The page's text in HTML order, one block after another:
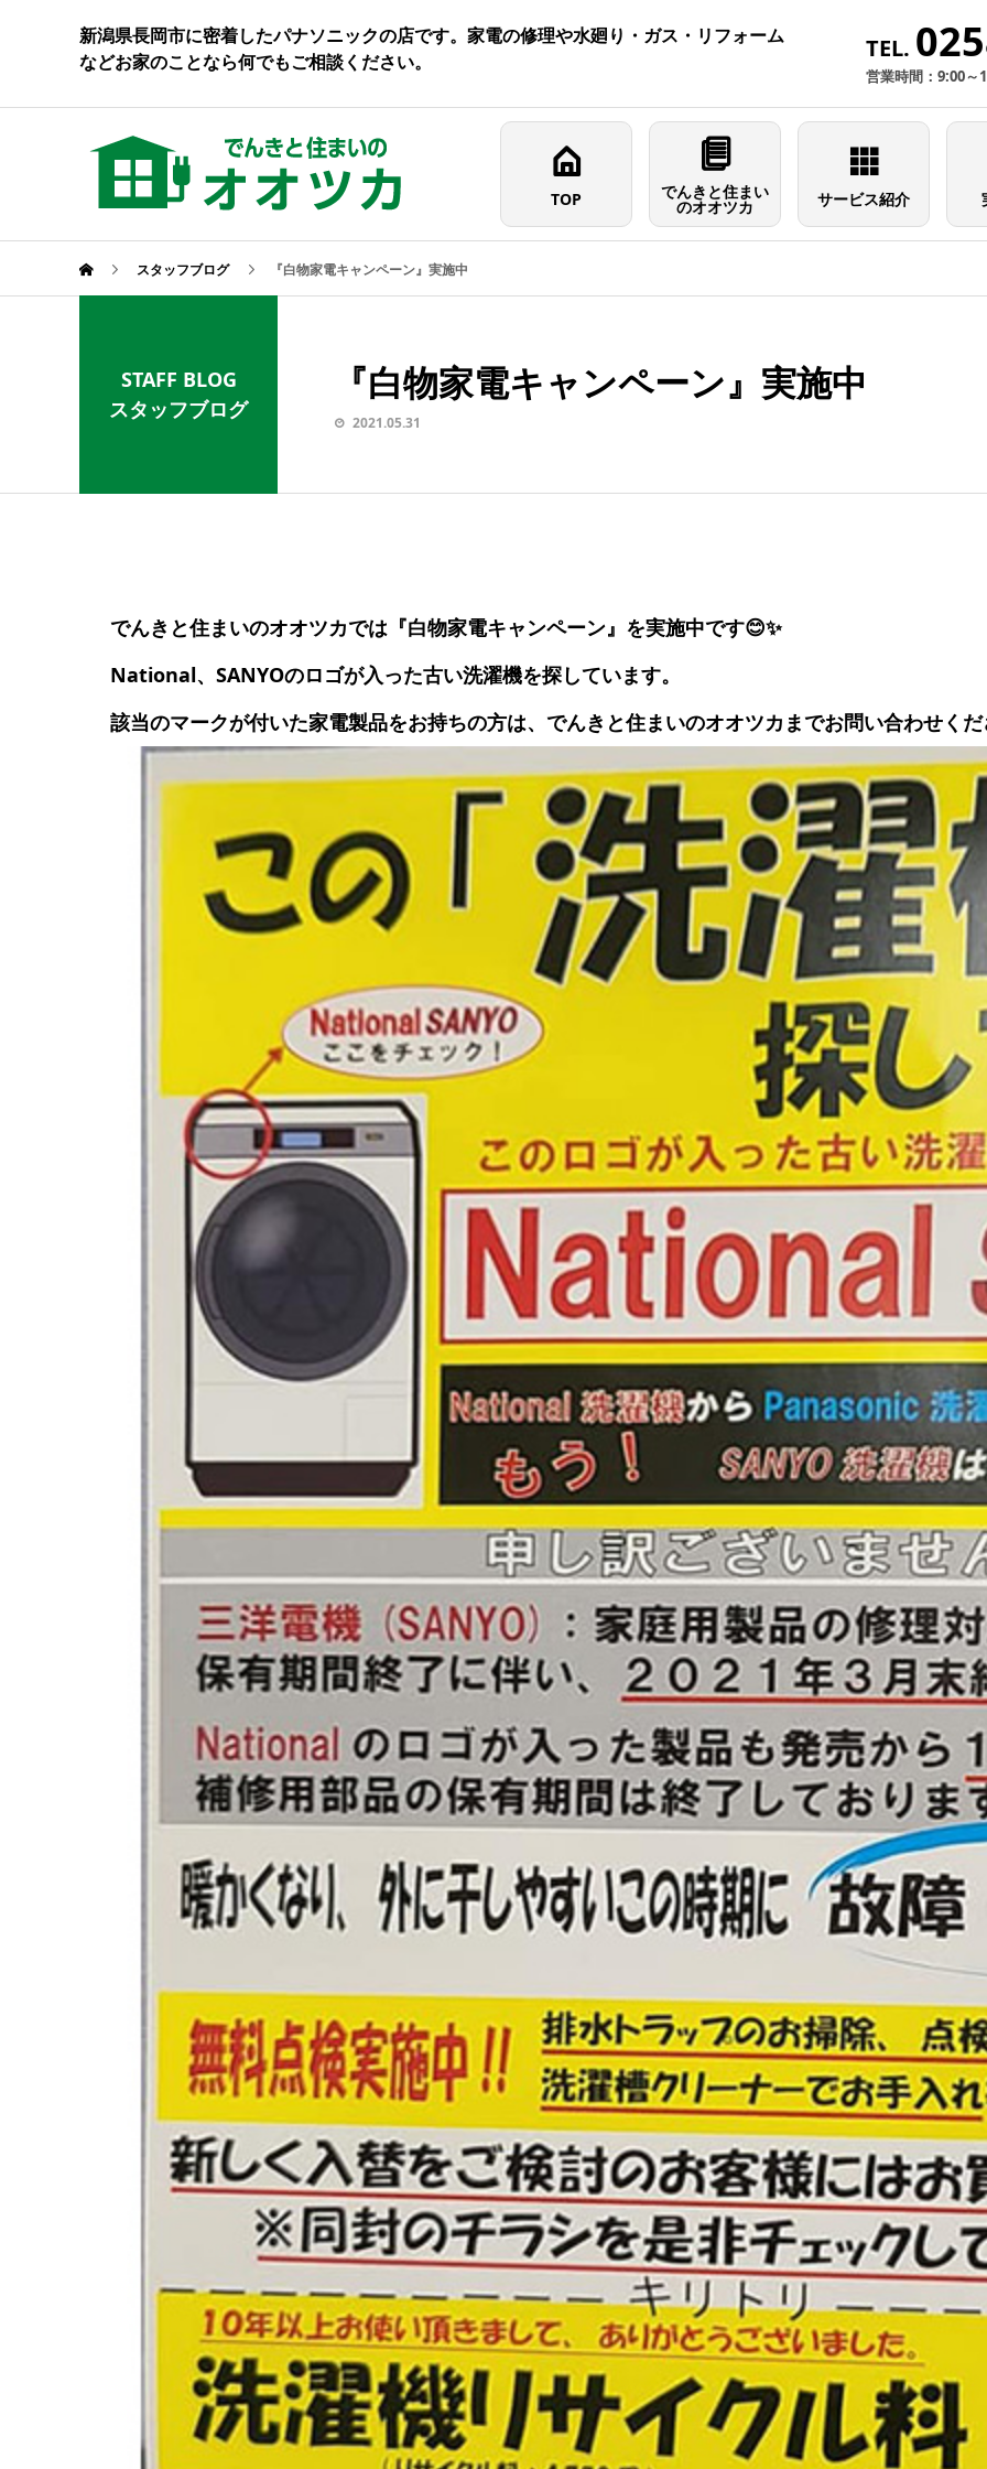
新潟県長岡市に密着したパナソニックの店です。家電の修理や水廻り・ガス・リフォーム
などお家のことなら何でもご相談ください。
TEL.
営業時間：9:00～
TOP でんきと住まい
のオオツカ サービス紹介
スタッフブログ 『白物家電キャンペーン』実施中
STAFF BLOG
スタッフブログ
『白物家電キャンペーン』実施中
2021.05.31
でんきと住まいのオオツカでは『白物家電キャンペーン』を実施中です😊✨
National、SANYOのロゴが入った古い洗濯機を探しています。
該当のマークが付いた家電製品をお持ちの方は、でんきと住まいのオオツカまでお問い合わせく